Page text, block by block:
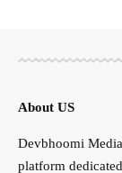
About US
Devbhoomi
platform